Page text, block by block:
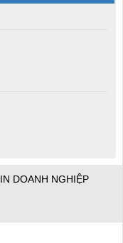
DOANH NGHIỆP